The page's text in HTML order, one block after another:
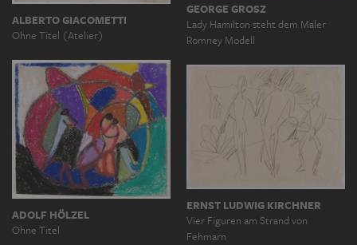
ALBERTO GIACOMETTI
Ohne Titel (Atelier)
GEORGE GROSZ
Lady Hamilton steht dem Maler
Romney Modell
ADOLF HÖLZEL
Ohne Titel
ERNST LUDWIG KIRCHNER
Vier Figuren am Strand von
Fehmarn